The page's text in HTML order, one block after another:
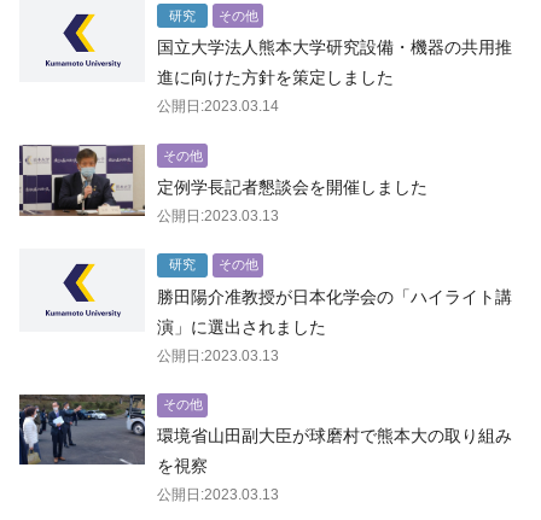
研究 その他
国立大学法人熊本大学研究設備・機器の共用推
進に向けた方針を策定しました
公開日:2023.03.14
その他
定例学長記者懇談会を開催しました
公開日:2023.03.13
研究 その他
勝田陽介准教授が日本化学会の「ハイライト講
演」に選出されました
公開日:2023.03.13
その他
環境省山田副大臣が球磨村で熊本大の取り組み
を視察
公開日:2023.03.13